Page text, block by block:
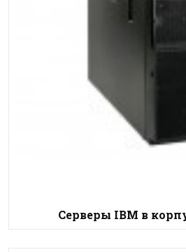
Серверы IBM в